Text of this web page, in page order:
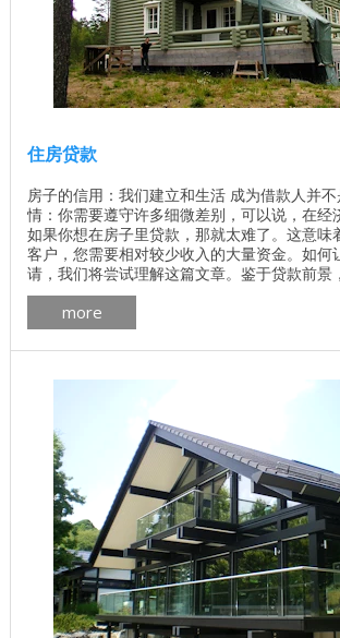
住房贷款
房子的信用：我们建立和生活 成为借款人并
情：你需要遵守许多细微差别，可以说，在经
如果你想在房子里贷款，那就太难了。这意味
客户，您需要相对较少收入的大量资金。如何
请，我们将尝试理解这篇文章。鉴于贷款前景
地产市场在未来三到四年内的发展。 房屋贷款
more